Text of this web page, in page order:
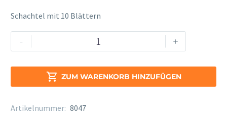
Schachtel mit 10 Blättern
-
Royal
1
+
 ZUM WARENKORB HINZUFÜGEN
Alternative:
Artikelnummer: 8047